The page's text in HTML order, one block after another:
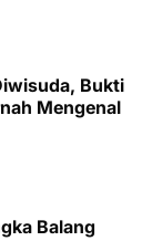
Bukti
Mengenal
Balang